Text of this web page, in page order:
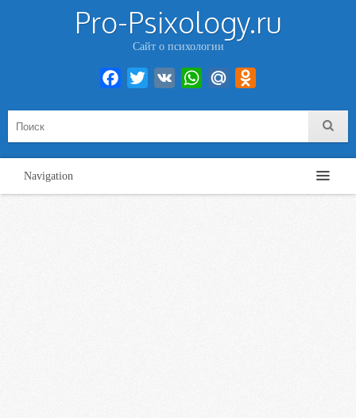
Pro-Psixology.ru
Сайт о психологии
Facebook
Twitter VK WhatsAppMail.Ru
Navigation